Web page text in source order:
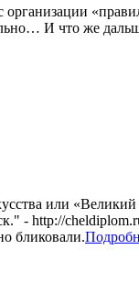
И что же
или «Великий
- http://
бликовали.